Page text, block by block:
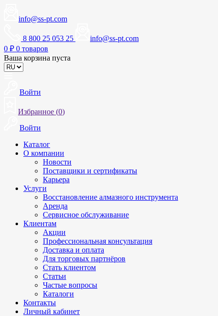
info@ss-pt.com
8 800 25 053 25
info@ss-pt.com
0 ₽ 0 товаров
Ваша корзина пуста
Войти
Избранное (0)
Войти
Каталог
О компании
Новости
Поставщики и сертификаты
Карьера
Услуги
Восстановление алмазного инструмента
Аренда
Сервисное обслуживание
Клиентам
Акции
Профессиональная консультация
Доставка и оплата
Для торговых партнёров
Стать клиентом
Статьи
Частые вопросы
Каталоги
Контакты
Личный кабинет